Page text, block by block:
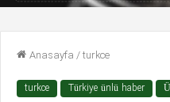
Anasayfa/turkce
turkce Türkiye ünlü haber